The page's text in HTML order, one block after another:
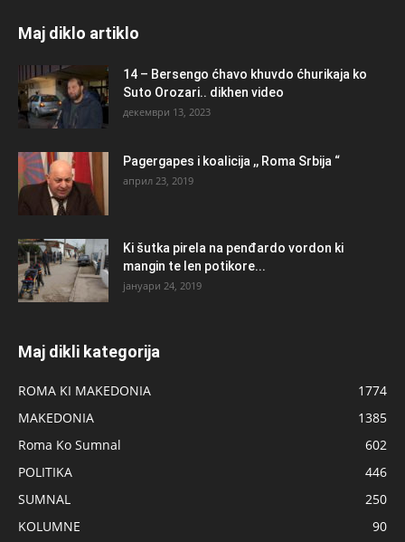
Maj diklo artiklo
14 – Bersengo ćhavo khuvdo ćhurikaja ko
Suto Orozari.. dikhen video
декември 13, 2023
Pagergapes i koalicija ,, Roma Srbija “
април 23, 2019
Ki šutka pirela na penđardo vordon ki
mangin te len potikore...
јануари 24, 2019
Maj dikli kategorija
ROMA KI MAKEDONIA
1774
MAKEDONIA
1385
Roma Ko Sumnal
602
POLITIKA
446
SUMNAL
250
KOLUMNE
90